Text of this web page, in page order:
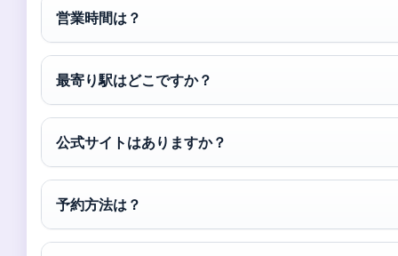
営業時間は？
最寄り駅はどこですか？
公式サイトはありますか？
予約方法は？